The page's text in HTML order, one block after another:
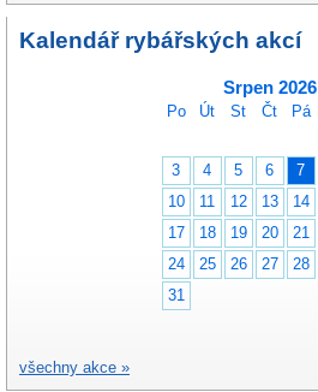
Kalendář rybářských akcí
Srpen 2026
Po Út St Čt Pá
3
4 5 6 7
10
11 12 13 14
17
18 19 20 21
24
25 26 27 28
31
všechny akce »